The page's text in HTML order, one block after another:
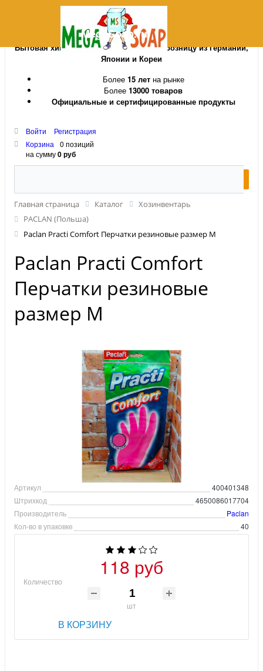
MegaSoap.ru
Бытовая химия и косметика оптом и в розницу из Германии,
Японии и Кореи
Более 15 летна рынке
Более 13000 товаров
Официальные и сертифицированные продукты
Войти
Регистрация
Корзина
0 позиций
на сумму0 руб
Главная страница Каталог
Хозинвентарь
PACLAN (Польша)
Paclan Practi Comfort Перчатки резиновые размер M
Paclan Practi Comfort
Перчатки резиновые
размер M
Артикул
400401348
Штрихкод
4650086017704
Производитель
Paclan
Кол-во в упаковке
40
118 руб
Количество
шт
В КОРЗИНУ